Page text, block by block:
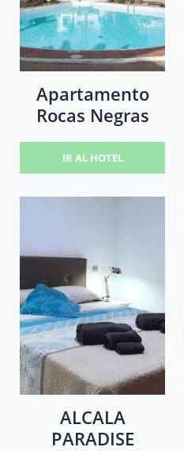
Apartamento
Rocas Negras
IR AL HOTEL
ALCALA
PARADISE